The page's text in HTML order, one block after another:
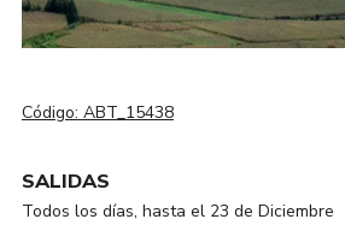
Código: ABT_15438
SALIDAS
Todos los días, hasta el 23 de Diciembre